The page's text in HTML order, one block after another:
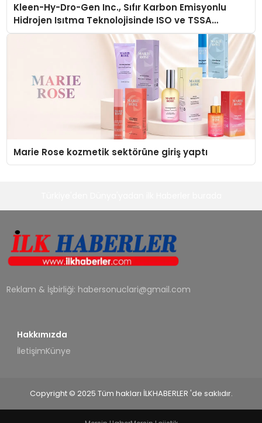
Kleen-Hy-Dro-Gen Inc., Sıfır Karbon Emisyonlu
Hidrojen Isıtma Teknolojisinde ISO ve TSSA
Düzenleyici Onaylarını Aldı
Marie Rose kozmetik sektörüne giriş yaptı
Reklam & İşbirliği: habersonuclari@gmail.com
Hakkımızda
İletişimKünye
Copyright © 2025 Tüm hakları İLKHABERLER 'de saklıdır.